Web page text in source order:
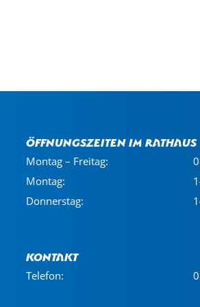
Öffnungszeiten im Rathaus
Montag – Freitag:
Montag:
Donnerstag:
Kontakt
Telefon: